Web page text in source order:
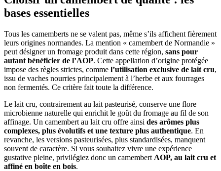
bases essentielles
Tous les camemberts ne se valent pas, même s’ils affichent fièrement
leurs origines normandes. La mention « camembert de Normandie »
peut désigner un fromage produit dans cette région, sans pour
autant bénéficier de l’AOP. Cette appellation d’origine protégée
impose des règles strictes, comme l’utilisation exclusive de lait cru,
issu de vaches nourries principalement à l’herbe et aux fourrages
non fermentés. Ce critère fait toute la différence.
Le lait cru, contrairement au lait pasteurisé, conserve une flore
microbienne naturelle qui enrichit le goût du fromage au fil de son
affinage. Un camembert au lait cru offre ainsi des arômes plus
complexes, plus évolutifs et une texture plus authentique. En
revanche, les versions pasteurisées, plus standardisées, manquent
souvent de caractère. Si vous souhaitez vivre une expérience
gustative pleine, privilégiez donc un camembert AOP, au lait cru et
affiné en boîte en bois.